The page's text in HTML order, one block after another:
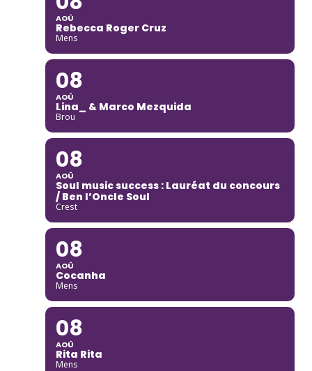
AOÛ
Rebecca Roger Cruz
Mens
08
AOÛ
Lina_ & Marco Mezquida
Brou
08
AOÛ
Soul music success : Lauréat du concours
/ Ben l’Oncle Soul
Crest
08
AOÛ
Cocanha
Mens
08
AOÛ
Rita Rita
Mens